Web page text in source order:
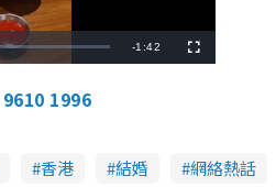
R
i
-1:42
u
9610 1996
香港 結婚 網絡熱話